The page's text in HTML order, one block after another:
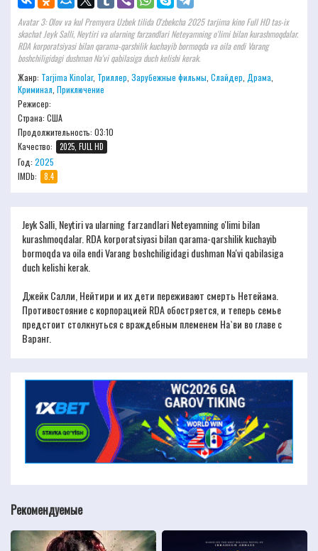
Avatar 3: Olov va kul Premyera Uzbek tilida O'zbekcha 2025 tarjima kino Full HD tas-ix
skachat Jeyk Salli, Neytiri va ularning farzandlari Neteyamning o'limi bilan kurashmoqdalar.
RDA korporatsiyasi bilan qarama-qarshilik kuchayib bormoqda va oila endi Varang
boshchiligidagi dushman Na'vi qabilasiga duch kelishi kerak.
Жанр: Tarjima Kinolar, Триллер Зарубежные фильмы Слайдер Драма
Криминал Приключение
Режисер:
Страна: США
Продолжительность: 03:10
Качество:
2025, FULL HD
Год: 2025
IMDb:
8.4
Jeyk Salli, Neytiri va ularning farzandlari Neteyamning o'limi bilan
kurashmoqdalar. RDA korporatsiyasi bilan qarama-qarshilik kuchayib
bormoqda va oila endi Varang boshchiligidagi dushman Na'vi qabilasiga
duch kelishi kerak.
Джейк Салли, Нейтири и их дети переживают смерть Нетейама.
Противостояние с корпорацией RDA обостряется, и теперь семье
предстоит столкнуться с враждебным племенем На`ви во главе с
Варанг.
Рекомендуемые